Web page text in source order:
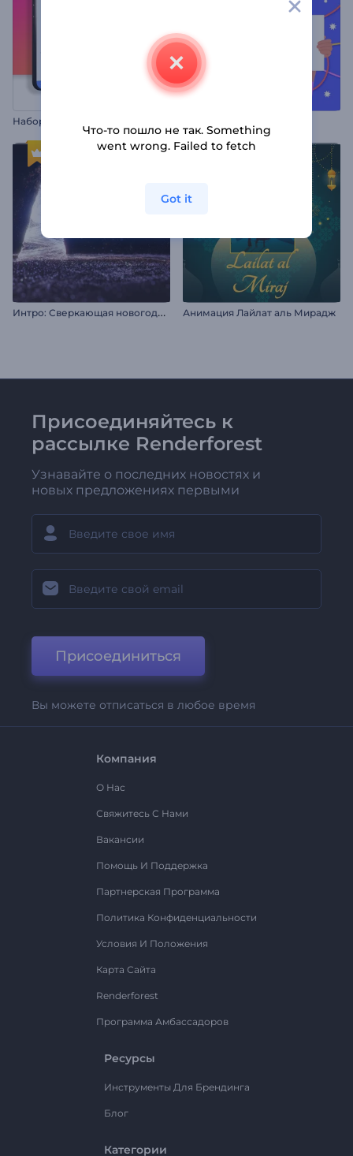
И
нтро: Сверкающая новогодняя елка Анимация Лайлат аль Мирадж
Присоединяйтесь к
рассылке Renderforest
Узнавайте о последних новостях и
новых предложениях первыми
Присоединиться
Вы можете отписаться в любое время
Компания
О Нас
Свяжитесь С Нами
Вакансии
Помощь И Поддержка
Партнерская Программа
Политика Конфиденциальности
Условия И Положения
Карта Сайта
Renderforest
Программа Амбассадоров
Ресурсы
Инструменты Для Брендинга
Блог
Категории
Что-то пошло не так. Something
went wrong. Failed to fetch
Got it